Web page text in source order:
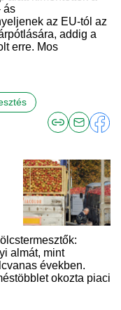
ás
az EU-tól az
addig a
erre. Mos
almát, mint
években.
okozta piaci